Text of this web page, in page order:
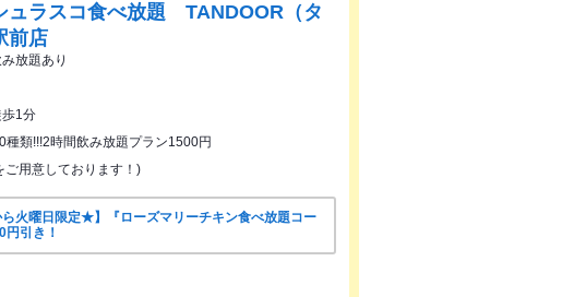
ュラスコ食べ放題 TANDOOR（タ
前店
放題あり
1分
種類!!!2時間飲み放題プラン1500円
用意しております！)
ら火曜日限定★】『ローズマリーチキン食べ放題コー
円引き！